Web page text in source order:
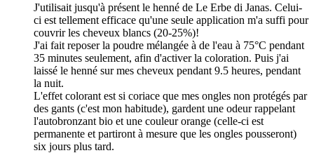
J'utilisait jusqu'à présent le henné de Le Erbe di Janas. Celui-
ci est tellement efficace qu'une seule application m'a suffi pour
couvrir les cheveux blancs (20-25%)!
J'ai fait reposer la poudre mélangée à de l'eau à 75°C pendant
35 minutes seulement, afin d'activer la coloration. Puis j'ai
laissé le henné sur mes cheveux pendant 9.5 heures, pendant
la nuit.
L'effet colorant est si coriace que mes ongles non protégés par
des gants (c'est mon habitude), gardent une odeur rappelant
l'autobronzant bio et une couleur orange (celle-ci est
permanente et partiront à mesure que les ongles pousseront)
six jours plus tard.